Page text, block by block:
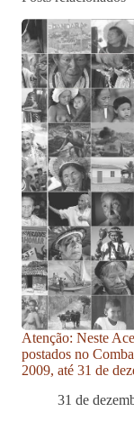
Atenção: Neste
postados no
2009, até 31 de
31 de